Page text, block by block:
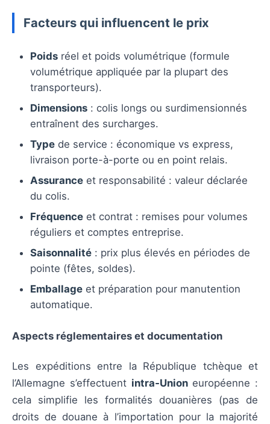
Facteurs qui influencent le prix
Poids réel et poids volumétrique (formule
volumétrique appliquée par la plupart des
transporteurs).
Dimensions : colis longs ou surdimensionnés
entraînent des surcharges.
Type de service : économique vs express,
livraison porte-à-porte ou en point relais.
Assurance et responsabilité : valeur déclarée
du colis.
Fréquence et contrat : remises pour volumes
réguliers et comptes entreprise.
Saisonnalité : prix plus élevés en périodes de
pointe (fêtes, soldes).
Emballage et préparation pour manutention
automatique.
Aspects réglementaires et documentation
Les expéditions entre la République tchèque et
l’Allemagne s’effectuent intra‑Unioneuropéenne :
cela simplifie les formalités douanières (pas de
droits de douane à l’importation pour la majorité